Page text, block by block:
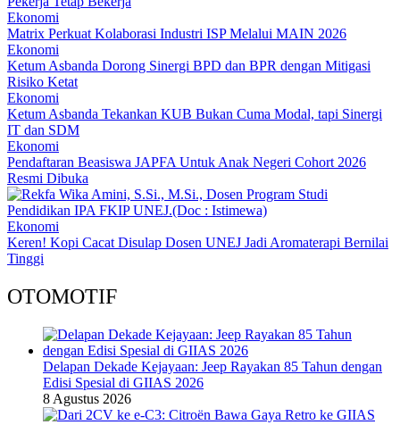
Ekonomi
Matrix Perkuat Kolaborasi Industri ISP Melalui MAIN 2026
Ekonomi
Ketum Asbanda Dorong Sinergi BPD dan BPR dengan Mitigasi
Risiko Ketat
Ekonomi
Ketum Asbanda Tekankan KUB Bukan Cuma Modal, tapi Sinergi
IT dan SDM
Ekonomi
Pendaftaran Beasiswa JAPFA Untuk Anak Negeri Cohort 2026
Resmi Dibuka
Ekonomi
Keren! Kopi Cacat Disulap Dosen UNEJ Jadi Aromaterapi Bernilai
Tinggi
OTOMOTIF
Delapan Dekade Kejayaan: Jeep Rayakan 85 Tahun dengan
Edisi Spesial di GIIAS 2026
8 Agustus 2026